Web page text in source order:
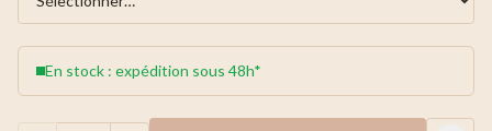
En stock : expédition sous 48h*